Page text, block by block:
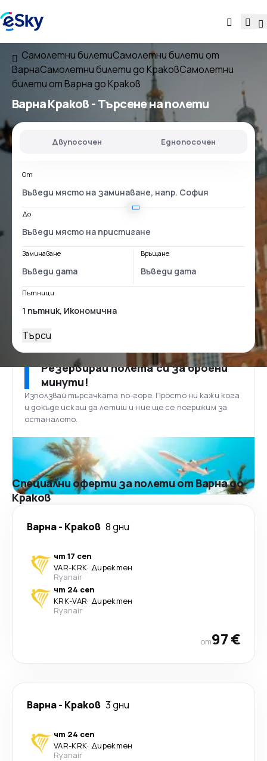
Самолетни билетиСамолетни билети от
ВарнаСамолетни билети до КраковСамолетни
билети от Варна до Краков
Варна Краков- Търсене на полети
Двупосочен Еднопосочен
От
До
Заминаване Връщане
Пътници
Търси
Резервирай полета си за броени
минути!
Използвай търсачката по-горе. Просто ни кажи кога
и докъде искаш да летиш и ние ще се погрижим за
останалото.
Специални оферти за полети от Варна до
Краков
Варна- Краков 8 дни
чт 17 сеп
VAR-KRK· Директен
Ryanair
чт 24 сеп
KRK-VAR· Директен
Ryanair
от97 €
Варна- Краков 3 дни
чт 24 сеп
VAR-KRK· Директен
Ryanair